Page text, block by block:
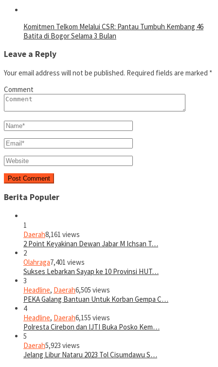
Komitmen Telkom Melalui CSR: Pantau Tumbuh Kembang 46
Batita di Bogor Selama 3 Bulan
Leave a Reply
Your email address will not be published. Required fields are marked *
Comment
Berita Populer
1
Daerah8,161 views
2 Point Keyakinan Dewan Jabar M Ichsan T…
2
Olahraga7,401 views
Sukses Lebarkan Sayap ke 10 Provinsi HUT…
3
Headline, Daerah6,505 views
PEKA Galang Bantuan Untuk Korban Gempa C…
4
Headline, Daerah6,155 views
Polresta Cirebon dan IJTI Buka Posko Kem…
5
Daerah5,923 views
Jelang Libur Nataru 2023 Tol Cisumdawu S…